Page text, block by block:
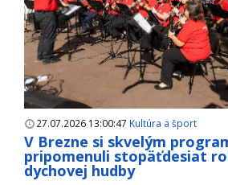
27.07.2026 13:00:47 Kultúra a šport
V Brezne si skvelým
pripomenuli stopäťdesiat
dychovej hudby